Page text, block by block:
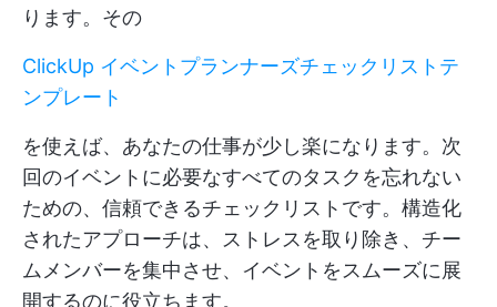
ります。その
ClickUp イベントプランナーズチェックリストテ
ンプレート
を使えば、あなたの仕事が少し楽になります。次
回のイベントに必要なすべてのタスクを忘れない
ための、信頼できるチェックリストです。構造化
されたアプローチは、ストレスを取り除き、チー
ムメンバーを集中させ、イベントをスムーズに展
開するのに役立ちます。